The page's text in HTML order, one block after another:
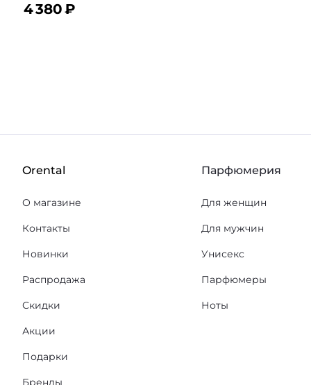
4 380₽
Orental
О магазине
Контакты
Новинки
Распродажа
Скидки
Акции
Подарки
Бренды
Парфюмерия
Для женщин
Для мужчин
Унисекс
Парфюмеры
Ноты